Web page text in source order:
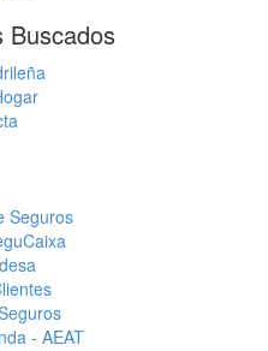
Seguros
- AEAT